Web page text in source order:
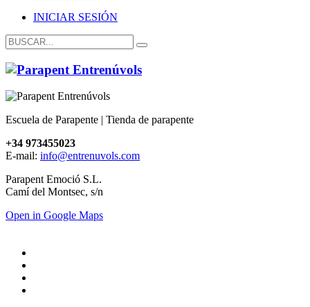
INICIAR SESIÓN
Escuela de Parapente | Tienda de parapente
+34 973455023
E-mail: info@entrenuvols.com
Parapent Emoció S.L.
Camí del Montsec, s/n
Open in Google Maps